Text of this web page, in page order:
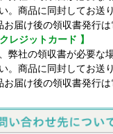
。商品に同封してお送
お届け後の領収書発行
クレジットカード 】
弊社の領収書が必要な
。商品に同封してお送
お届け後の領収書発行